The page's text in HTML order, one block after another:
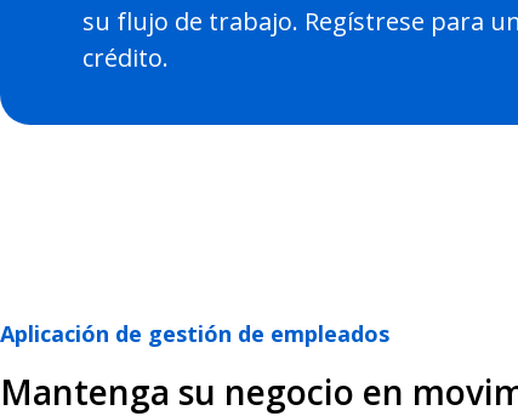
su flujo de trabajo. Regístrese para
crédito.
Aplicación de gestión de empleados
Mantenga su negocio en